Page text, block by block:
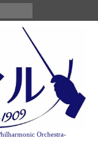
Orchestra-